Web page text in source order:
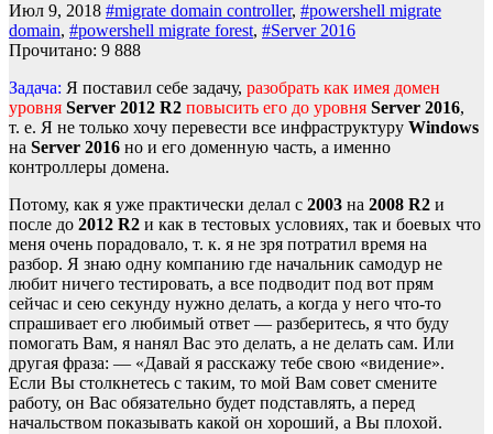
Июл 9, 2018 #migrate domain controller, #powershell migrate
domain, #powershell migrate forest, #Server 2016
Прочитано: 9 888
Задача: Я поставил себе задачу, разобрать как имея домен
уровня Server 2012 R2 повысить его до уровня Server 2016,
т. е. Я не только хочу перевести все инфраструктуру Windows
на Server 2016 но и его доменную часть, а именно
контроллеры домена.
Потому, как я уже практически делал с 2003 на 2008 R2 и
после до 2012 R2 и как в тестовых условиях, так и боевых что
меня очень порадовало, т. к. я не зря потратил время на
разбор. Я знаю одну компанию где начальник самодур не
любит ничего тестировать, а все подводит под вот прям
сейчас и сею секунду нужно делать, а когда у него что-то
спрашивает его любимый ответ — разберитесь, я что буду
помогать Вам, я нанял Вас это делать, а не делать сам. Или
другая фраза: — «Давай я расскажу тебе свою «видение».
Если Вы столкнетесь с таким, то мой Вам совет смените
работу, он Вас обязательно будет подставлять, а перед
начальством показывать какой он хороший, а Вы плохой.